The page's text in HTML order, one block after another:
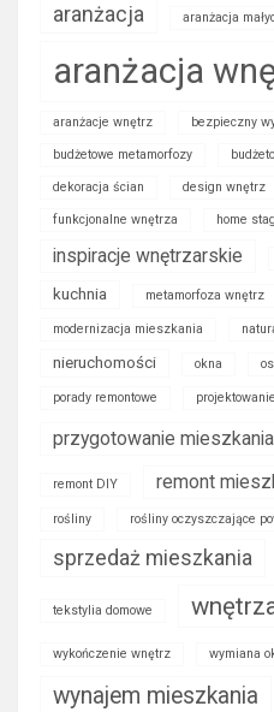
aranżacja aranżacja
aranżacja
aranżacje wnętrz bezpieczny
budżetowe metamorfozy
dekoracja ścian design wnętrz
funkcjonalne wnętrza home
inspiracje wnętrzarskie
kuchnia metamorfoza wnętrz
modernizacja mieszkania
nieruchomości okna
porady remontowe
przygotowanie mieszkania
remont DIY remont
rośliny rośliny oczyszczające
sprzedaż mieszkania
tekstylia domowe
wykończenie wnętrz wymiana
wynajem mieszkania